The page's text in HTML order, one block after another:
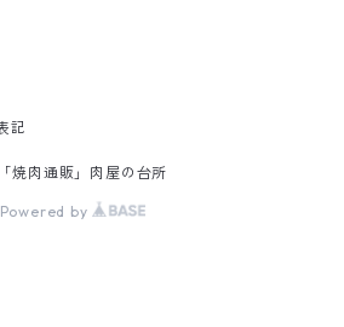
記
焼肉通販」肉屋の台所
Powered by